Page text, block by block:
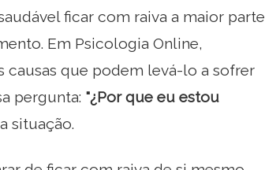
ficar com raiva a maior parte
Em Psicologia Online,
causas que podem levá-lo a sofrer
pergunta: "¿Por que eu estou
situação.